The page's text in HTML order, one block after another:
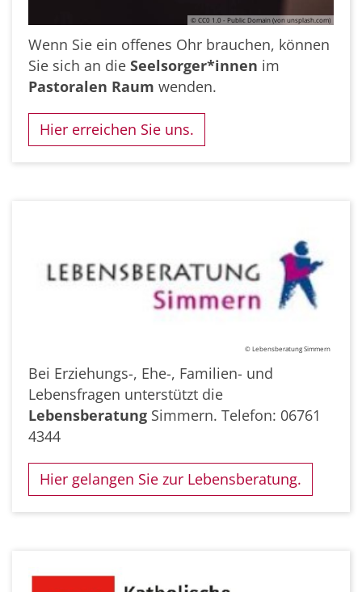
© CC0 1.0 - Public Domain (von unsplash.com)
Wenn Sie ein offenes Ohr brauchen, können
Sie sich an die Seelsorger*innen im
Pastoralen Raum wenden.
Hier erreichen Sie uns.
© Lebensberatung Simmern
Bei Erziehungs-, Ehe-, Familien- und
Lebensfragen unterstützt die
Lebensberatung Simmern. Telefon: 06761
4344
Hier gelangen Sie zur Lebensberatung.